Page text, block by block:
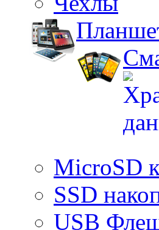
MicroSD
SSD
USB